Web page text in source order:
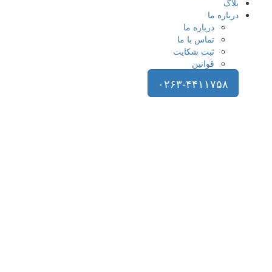
بلاگ
درباره ما
درباره ما
تماس با ما
ثبت شکایت
قوانین
۰۲۶۳-۴۴۱۱۷۵۸